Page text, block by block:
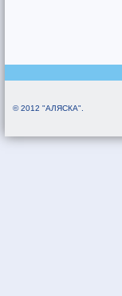
© 2012 "АЛЯСКА".